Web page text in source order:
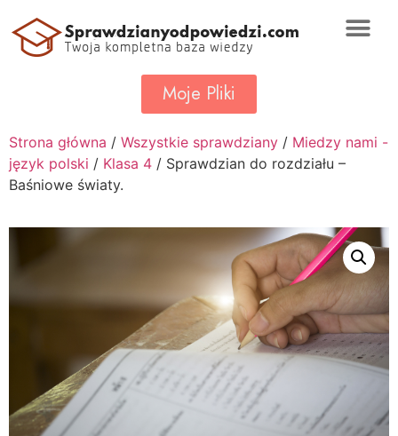
Moje Pliki
Strona główna / Wszystkie sprawdziany / Miedzy nami -
język polski / Klasa 4 / Sprawdzian do rozdziału –
Baśniowe światy.